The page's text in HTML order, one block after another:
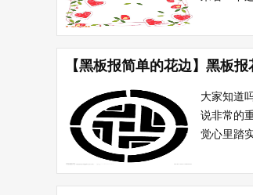
【黑板报简单的花边】黑板
大家知道
说非常的
觉心里踏